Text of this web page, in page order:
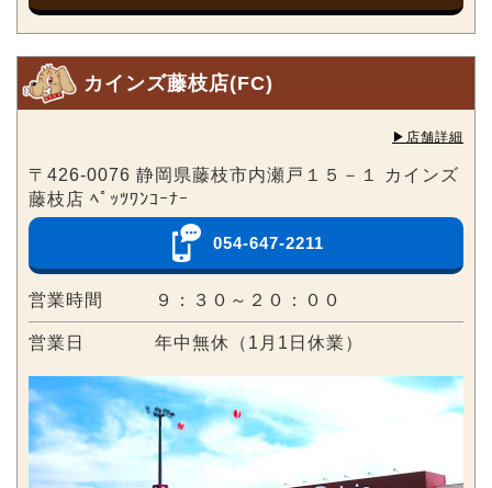
カインズ藤枝店(FC)
▶︎店舗詳細
〒426-0076 静岡県藤枝市内瀬戸１５－１ カインズ
藤枝店 ﾍﾟｯﾂﾜﾝｺｰﾅｰ
054-647-2211
営業時間 ９：３０～２０：００
営業日 年中無休（1月1日休業）